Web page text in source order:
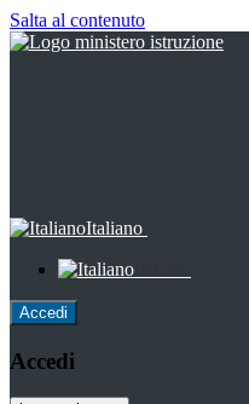
Salta al contenuto
Italiano
Accedi
Accedi